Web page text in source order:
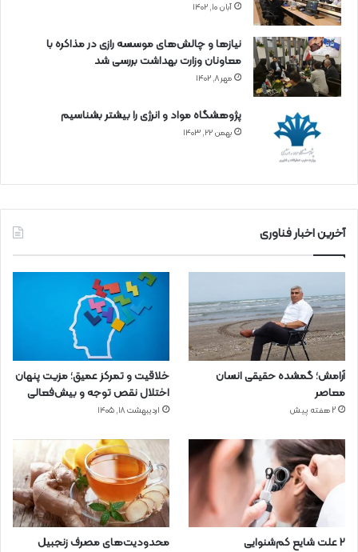
آبان ۱۰, ۱۴۰۲
نیازها و چالش‌های موسسه رازی در مذاکره با
معاونان وزارت بهداشت بررسی شد
مهر ۸, ۱۴۰۲
پژوهشگاه مواد و انرژی را بیشتر بشناسیم
بهمن ۲۲, ۱۴۰۳
آخرین اخبار فناوری
آرامش؛ گمشده حقیقی انسان
معاصر
2 هفته پیش
خلاقیت و تمرکز عمیق؛ مزیت پنهان
اختلال نقص توجه و بیش‌فعالی
اردیبهشت ۱۸, ۱۴۰۵
۲ علت شایع‌ کم‌شنوایی محدودیت‌های مصرف زنجبیل